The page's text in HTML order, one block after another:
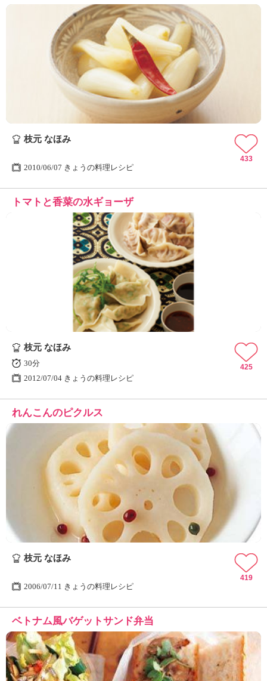
枝元 なほみ
2010/06/07 きょうの料理レシピ
433
トマトと香菜の水ギョーザ
枝元 なほみ
30分
2012/07/04 きょうの料理レシピ
425
れんこんのピクルス
枝元 なほみ
2006/07/11 きょうの料理レシピ
419
ベトナム風バゲットサンド弁当